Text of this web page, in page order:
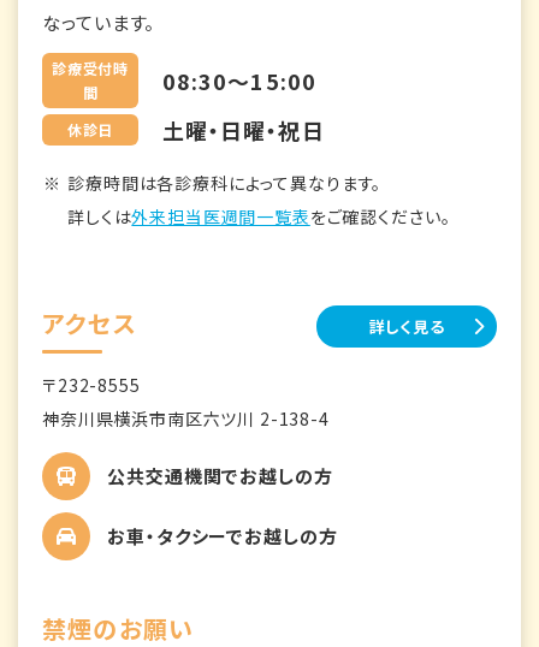
なっています。
診療受付時
間
08:30～15:00
休診日 土曜・日曜・祝日
診療時間は各診療科によって異なります。
詳しくは外来担当医週間一覧表をご確認ください。
アクセス 詳しく見る
〒232-8555
神奈川県横浜市南区六ツ川 2-138-4
公共交通機関でお越しの方
お車・タクシーでお越しの方
禁煙のお願い